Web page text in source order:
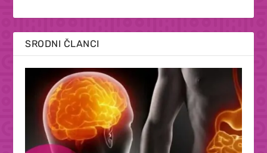
SRODNI ČLANCI